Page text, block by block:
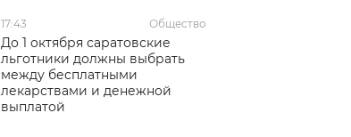
17:43 Общество
До 1 октября саратовские
льготники должны выбрать
между бесплатными
лекарствами и денежной
выплатой